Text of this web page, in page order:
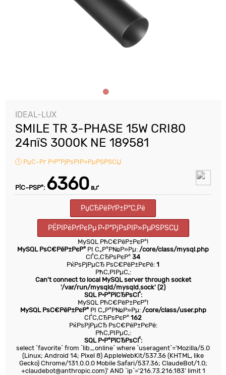
IDEAL-LUX
SMILE TR 3-PHASE 15W CRI80
24пїЅ 3000K NE 189581
РџС–Рґ Р·Р°РјРѕРІР»РµРЅРЅСЏ
Р¦С–РЅР°: 6360 в‚ґ
РџСЂРёРґР±Р°С‚Рё
РЁРІРёРґРєРµ Р·Р°РјРѕРІР»РµРЅРЅСЏ
MySQL РћС€РёР±РєР°!
MySQL РѕС€РёР±РєР° РІ С„Р°Р№Р»Рµ: /core/class/mysql.php
СЃС‚СЂРѕРєР° 34
РќРѕРјРµСЂ РѕС€РёР±РєРё: 1
РћС‚РІРµС‚:
Can't connect to local MySQL server through socket
'/var/run/mysqld/mysqld.sock' (2)
SQL Р·Р°РїСЂРѕСЃ:
MySQL РћС€РёР±РєР°!
MySQL РѕС€РёР±РєР°РІ С„Р°Р№Р»Рµ: /core/class/user.php
СЃС‚СЂРѕРєР° 162
РќРѕРјРµСЂ РѕС€РёР±РєРё:
РћС‚РІРµС‚:
SQL Р·Р°РїСЂРѕСЃ:
select `favorite` from `lib_online` where `useragent`='Mozilla/5.0
(Linux; Android 14; Pixel 8) AppleWebKit/537.36 (KHTML, like
Gecko) Chrome/131.0.0.0 Mobile Safari/537.36; ClaudeBot/1.0;
+claudebot@anthropic.com)' AND `ip`='216.73.216.183' limit 1